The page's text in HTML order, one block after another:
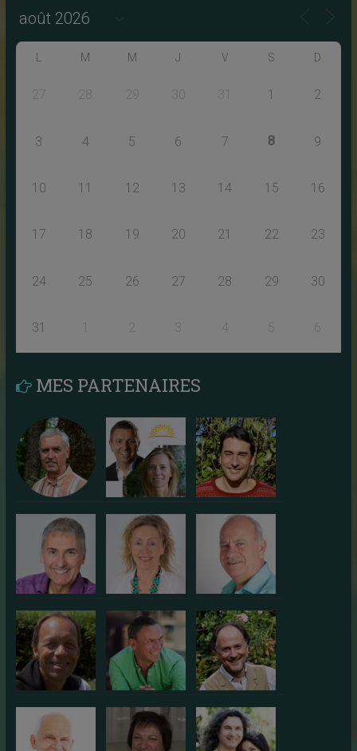
M M J V S D
27 28 29 30 31 1 2
3 4 5 6 7 8 9
10 11 12 13 14 15 16
17 18 19 20 21 22 23
24 25 26 27 28 29 30
31 1 2 3 4 5 6
MES PARTENAIRES